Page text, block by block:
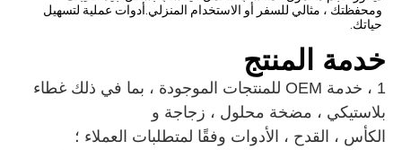
حياتك.
خدمة المنتج
1 ، خدمة OEM للمنتجات الموجودة ، بما في ذلك
غطاء
بلاستيكي ، مضخة محلول ، زجاجة و
الكأس ، القدح ، الأدوات وفقًا لمتطلبات العملاء ؛